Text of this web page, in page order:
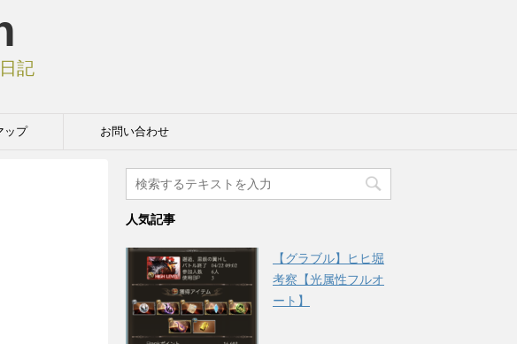
記
ップ お問い合わせ
人気記事
【グラブル】ヒヒ堀
考察【光属性フルオ
ート】